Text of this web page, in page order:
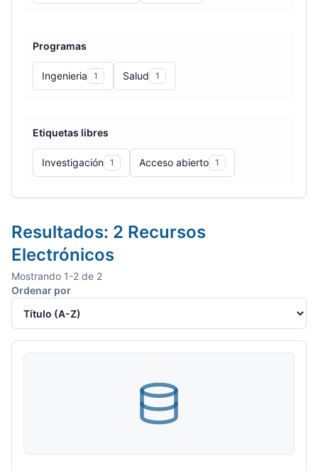
Programas
Ingenieria 1 Salud 1
Etiquetas libres
Investigación 1 Acceso abierto 1
Resultados: 2 Recursos
Electrónicos
Mostrando 1-2 de 2
Ordenar por